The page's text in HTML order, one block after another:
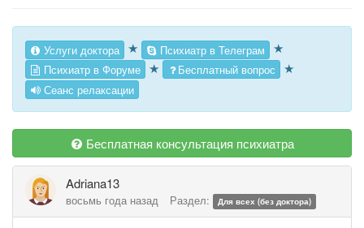
Услуги доктора ★ Психиатр в Телеграм ★
Психиатр в Форуме ★ Бесплатный вопрос ★
Сеанс релаксации
Бесплатная консультация психиатра
Adriana13
восьмь года назад Раздел: Для всех (без доктора)